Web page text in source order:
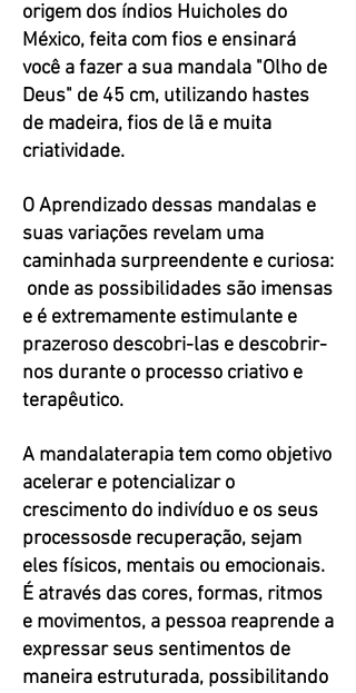
origem dos índios Huicholes do
México, feita com fios e ensinará
você a fazer a sua mandala "Olho de
Deus" de 45 cm, utilizando hastes
de madeira, fios de lã e muita
criatividade.
O Aprendizado dessas mandalas e
suas variações revelam uma
caminhada surpreendente e curiosa:
onde as possibilidades são imensas
e é extremamente estimulante e
prazeroso descobri-las e descobrir-
nos durante o processo criativo e
terapêutico.
A mandalaterapia tem como objetivo
acelerar e potencializar o
crescimento do indivíduo e os seus
processosde recuperação, sejam
eles físicos, mentais ou emocionais.
É através das cores, formas, ritmos
e movimentos, a pessoa reaprende a
expressar seus sentimentos de
maneira estruturada, possibilitando